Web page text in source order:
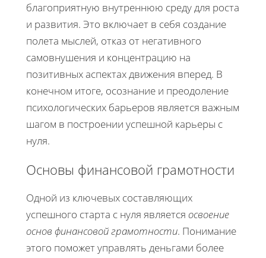
благоприятную внутреннюю среду для роста
и развития. Это включает в себя создание
полета мыслей, отказ от негативного
самовнушения и концентрацию на
позитивных аспектах движения вперед. В
конечном итоге, осознание и преодоление
психологических барьеров является важным
шагом в построении успешной карьеры с
нуля.
Основы финансовой грамотности
Одной из ключевых составляющих
успешного старта с нуля является освоение
основ финансовой грамотности. Понимание
этого поможет управлять деньгами более